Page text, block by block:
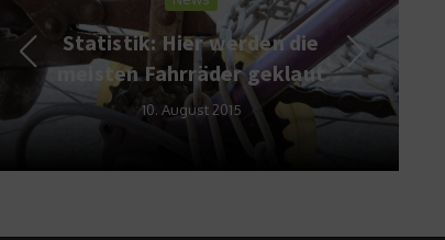
Statistik: Hier werden die
meisten Fahrräder geklaut
10. August 2015